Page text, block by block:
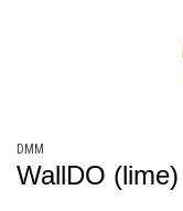
DMM
WallDO (lime)